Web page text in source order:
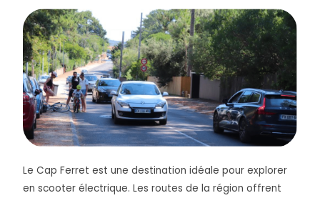
Le Cap Ferret est une destination idéale pour explorer
en scooter électrique. Les routes de la région offrent